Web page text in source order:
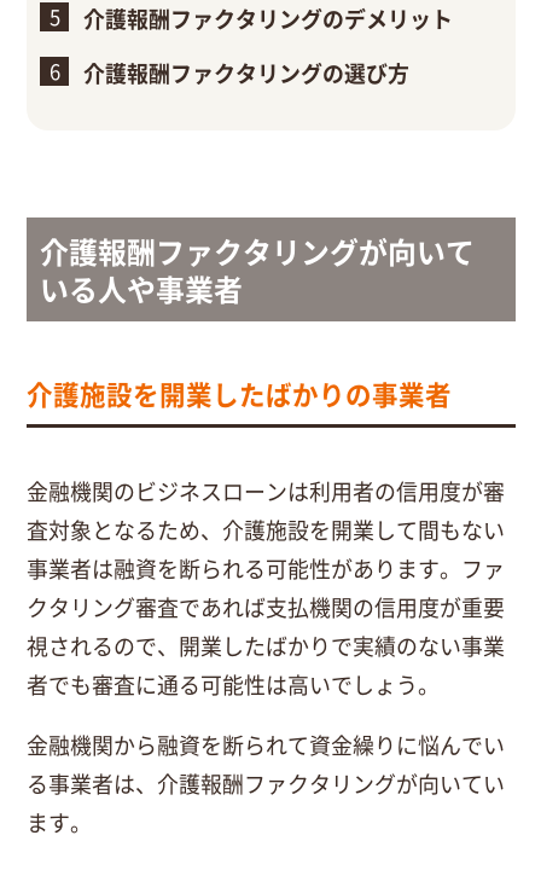
介護報酬ファクタリングのデメリット
介護報酬ファクタリングの選び方
介護報酬ファクタリングが向いて
いる人や事業者
介護施設を開業したばかりの事業者
金融機関のビジネスローンは利用者の信用度が審
査対象となるため、介護施設を開業して間もない
事業者は融資を断られる可能性があります。ファ
クタリング審査であれば支払機関の信用度が重要
視されるので、開業したばかりで実績のない事業
者でも審査に通る可能性は高いでしょう。
金融機関から融資を断られて資金繰りに悩んでい
る事業者は、介護報酬ファクタリングが向いてい
ます。